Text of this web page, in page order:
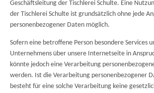
Geschäftsleitung der Tischlerei Schulte. Eine
der Tischlerei Schulte ist grundsätzlich ohne jede
personenbezogener Daten möglich.
Sofern eine betroffene Person besondere Services
Unternehmens über unsere Internetseite in
könnte jedoch eine Verarbeitung
werden. Ist die Verarbeitung personenbezogener
besteht für eine solche Verarbeitung keine